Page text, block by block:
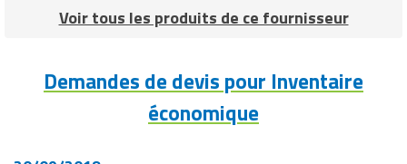
Voir tous les produits de ce fournisseur
Demandes de devis pour Inventaire
économique